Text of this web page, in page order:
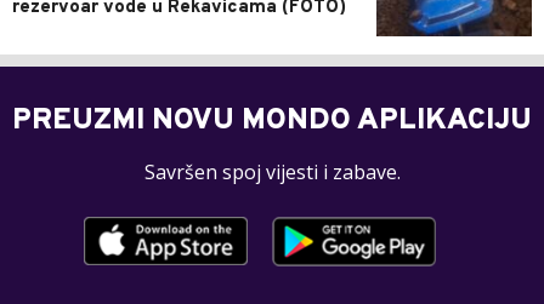
rezervoar vode u Rekavicama (FOTO)
PREUZMI NOVU MONDO APLIKACIJU
Savršen spoj vijesti i zabave.